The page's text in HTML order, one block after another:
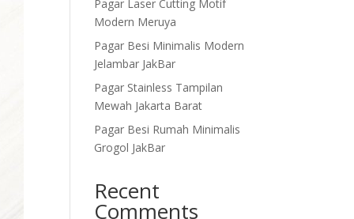
Pagar Laser Cutting Motif
Modern Meruya
Pagar Besi Minimalis Modern
Jelambar JakBar
Pagar Stainless Tampilan
Mewah Jakarta Barat
Pagar Besi Rumah Minimalis
Grogol JakBar
Recent
Comments